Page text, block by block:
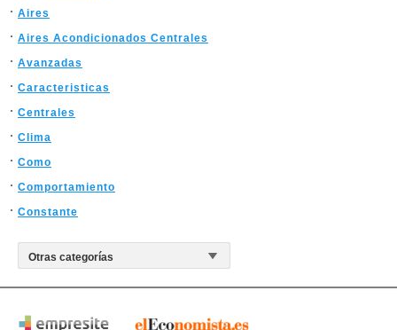
Aires
Aires Acondicionados Centrales
Avanzadas
Caracteristicas
Centrales
Clima
Como
Comportamiento
Constante